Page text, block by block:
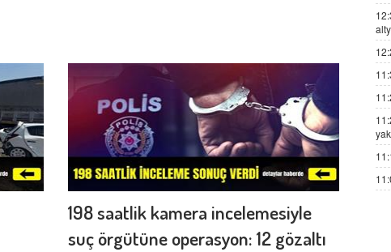
198 saatlik kamera incelemesiyle
suç örgütüne operasyon: 12 gözaltı